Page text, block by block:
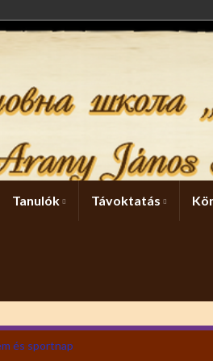
Tanulók Távoktatás
és sportnap